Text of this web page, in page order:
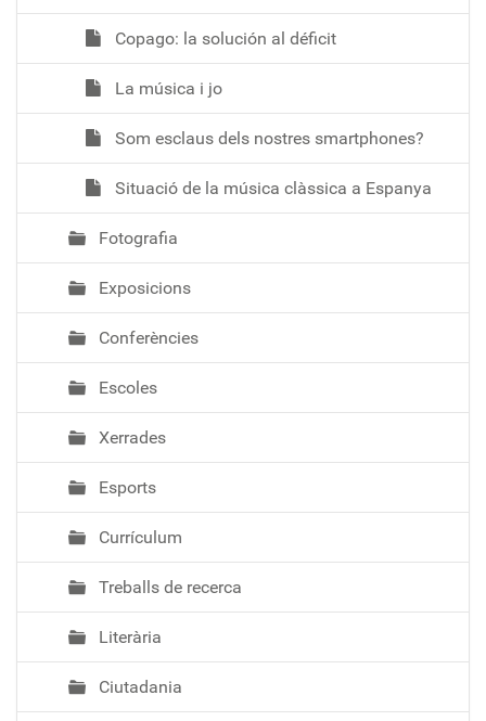
Copago: la solución al déficit
La música i jo
Som esclaus dels nostres smartphones?
Situació de la música clàssica a Espanya
Fotografia
Exposicions
Conferències
Escoles
Xerrades
Esports
Currículum
Treballs de recerca
Literària
Ciutadania